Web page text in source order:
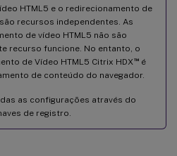
HTML5 e o redirecionamento de
recursos independentes. As
de vídeo HTML5 não são
recurso funcione. No entanto, o
de Vídeo HTML5 Citrix HDX ™é
de conteúdo do navegador.
as configurações através do
de registro.